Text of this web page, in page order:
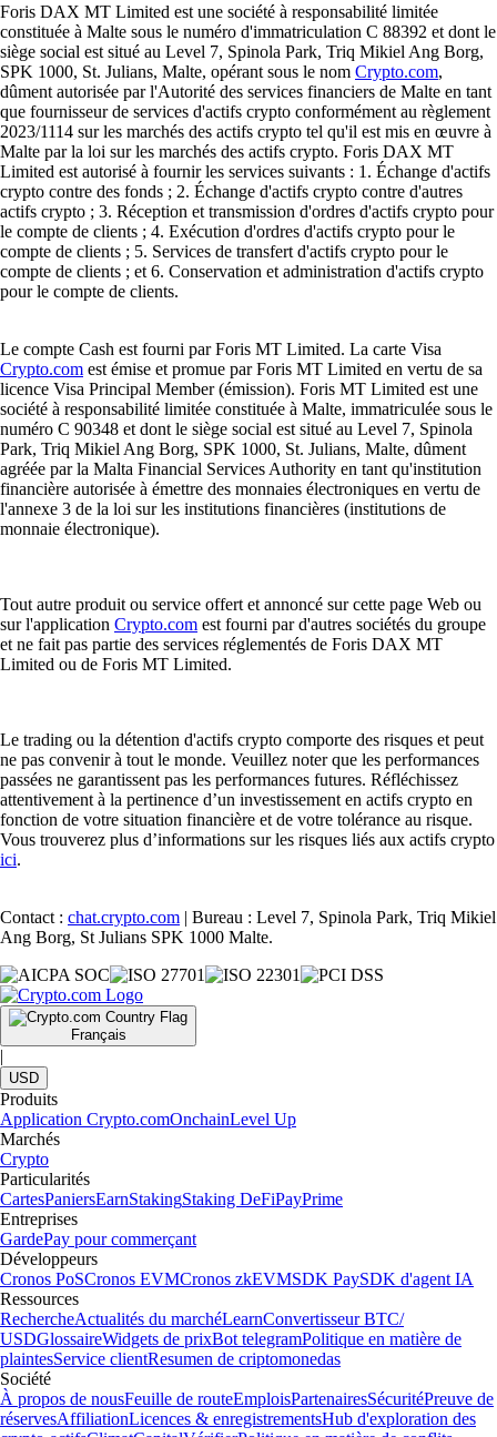
Foris DAX MT Limited est une société à responsabilité limitée
constituée à Malte sous le numéro d'immatriculation C 88392 et dont le
siège social est situé au Level 7, Spinola Park, Triq Mikiel Ang Borg,
SPK 1000, St. Julians, Malte, opérant sous le nom Crypto.com,
dûment autorisée par l'Autorité des services financiers de Malte en tant
que fournisseur de services d'actifs crypto conformément au règlement
2023/1114 sur les marchés des actifs crypto tel qu'il est mis en œuvre à
Malte par la loi sur les marchés des actifs crypto. Foris DAX MT
Limited est autorisé à fournir les services suivants : 1. Échange d'actifs
crypto contre des fonds ; 2. Échange d'actifs crypto contre d'autres
actifs crypto ; 3. Réception et transmission d'ordres d'actifs crypto pour
le compte de clients ; 4. Exécution d'ordres d'actifs crypto pour le
compte de clients ; 5. Services de transfert d'actifs crypto pour le
compte de clients ; et 6. Conservation et administration d'actifs crypto
pour le compte de clients.
Le compte Cash est fourni par Foris MT Limited. La carte Visa
Crypto.com est émise et promue par Foris MT Limited en vertu de sa
licence Visa Principal Member (émission). Foris MT Limited est une
société à responsabilité limitée constituée à Malte, immatriculée sous le
numéro C 90348 et dont le siège social est situé au Level 7, Spinola
Park, Triq Mikiel Ang Borg, SPK 1000, St. Julians, Malte, dûment
agréée par la Malta Financial Services Authority en tant qu'institution
financière autorisée à émettre des monnaies électroniques en vertu de
l'annexe 3 de la loi sur les institutions financières (institutions de
monnaie électronique).
Tout autre produit ou service offert et annoncé sur cette page Web ou
sur l'application Crypto.com est fourni par d'autres sociétés du groupe
et ne fait pas partie des services réglementés de Foris DAX MT
Limited ou de Foris MT Limited.
Le trading ou la détention d'actifs crypto comporte des risques et peut
ne pas convenir à tout le monde. Veuillez noter que les performances
passées ne garantissent pas les performances futures. Réfléchissez
attentivement à la pertinence d’un investissement en actifs crypto en
fonction de votre situation financière et de votre tolérance au risque.
Vous trouverez plus d’informations sur les risques liés aux actifs crypto
ici.
Contact : chat.crypto.com | Bureau : Level 7, Spinola Park, Triq Mikiel
Ang Borg, St Julians SPK 1000 Malte.
Français
|
USD
Produits
Application Crypto.comOnchainLevel Up
Marchés
Crypto
Particularités
CartesPaniersEarnStakingStaking DeFiPayPrime
Entreprises
GardePay pour commerçant
Développeurs
Cronos PoSCronos EVMCronos zkEVMSDK PaySDK d'agent IA
Ressources
RechercheActualités du marchéLearnConvertisseur BTC/
USDGlossaireWidgets de prixBot telegramPolitique en matière de
plaintesService clientResumen de criptomonedas
Société
À propos de nousFeuille de routeEmploisPartenairesSécuritéPreuve de
réservesAffiliationLicences & enregistrementsHub d'exploration des